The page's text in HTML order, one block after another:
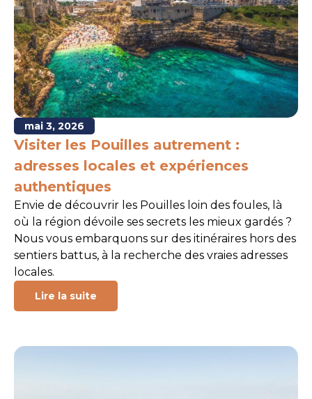
mai 3, 2026
Visiter les Pouilles autrement :
adresses locales et expériences
authentiques
Envie de découvrir les Pouilles loin des foules, là
où la région dévoile ses secrets les mieux gardés ?
Nous vous embarquons sur des itinéraires hors des
sentiers battus, à la recherche des vraies adresses
locales.
Lire la suite